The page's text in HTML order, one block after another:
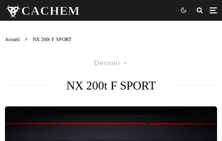
Accueil NX 200t F SPORT
Dernier
NX 200t F SPORT